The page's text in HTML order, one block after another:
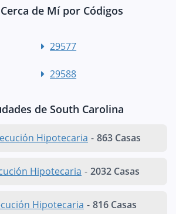
de Mí por Códigos
29577
29588
de South Carolina
Hipotecaria - 863 Casas
Hipotecaria - 2032 Casas
Hipotecaria - 816 Casas